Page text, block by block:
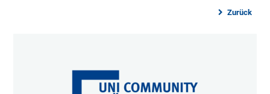
Zurück